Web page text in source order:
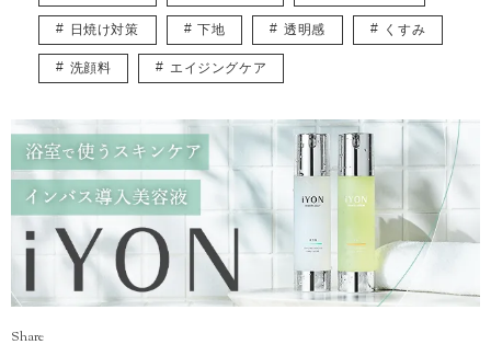
日焼け対策 下地 透明感 くすみ
洗顔料 エイジングケア
Share